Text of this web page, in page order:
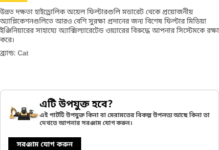
উন্নত দক্ষতা হাইড্রোলিক অয়েল ফিল্টারগুলি মডারেট থেকে প্রয়োজনীয়
অ্যাপ্লিকেশনগুলিতে আরও বেশি সুরক্ষা প্রদানের জন্য বিশেষ ফিল্টার মিডিয়া
ইঞ্জিনিয়ারের সাহায্যে অ্যাক্সিল্যারেটেড ওয়্যারের বিরুদ্ধে আপনার সিস্টেমকে রক্ষা
করে।
ব্র্যান্ড: Cat
এটি উপযুক্ত হবে?
এই পার্টটি উপযুক্ত কিনা বা মেরামতের বিকল্প উপলভ্য আছে কিনা তা
দেখতে আপনার সরঞ্জাম যোগ করুন।
সরঞ্জাম যোগ করুন